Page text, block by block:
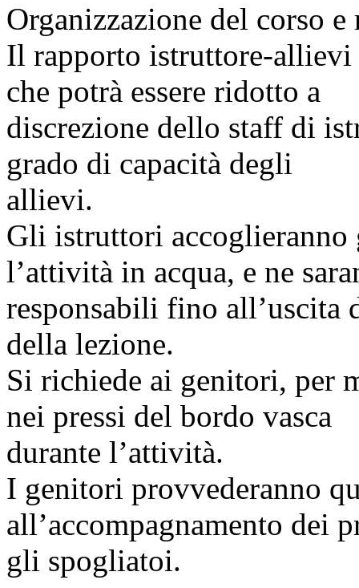
Organizzazione del corso
Il rapporto istruttore-allievi
che potrà essere ridotto a
discrezione dello staff di
grado di capacità degli
allievi.
Gli istruttori
l’attività in acqua, e ne
responsabili fino all’uscita
della lezione.
Si richiede ai genitori, per
nei pressi del bordo vasca
durante l’attività.
I genitori provvederanno
all’accompagnamento dei
gli spogliatoi.